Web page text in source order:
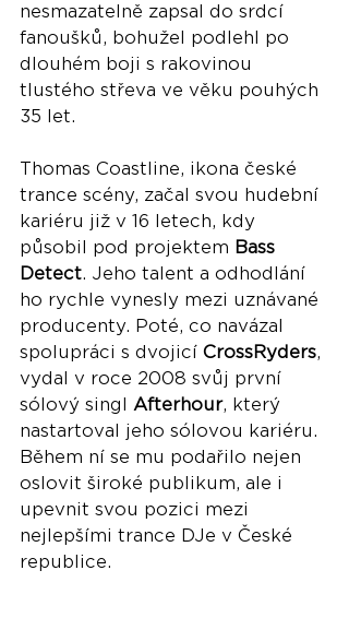
nesmazatelně zapsal do srdcí
fanoušků, bohužel podlehl po
dlouhém boji s rakovinou
tlustého střeva ve věku pouhých
35 let.
Thomas Coastline, ikona české
trance scény, začal svou hudební
kariéru již v 16 letech, kdy
působil pod projektem Bass
Detect. Jeho talent a odhodlání
ho rychle vynesly mezi uznávané
producenty. Poté, co navázal
spolupráci s dvojicí CrossRyders,
vydal v roce 2008 svůj první
sólový singl Afterhour, který
nastartoval jeho sólovou kariéru.
Během ní se mu podařilo nejen
oslovit široké publikum, ale i
upevnit svou pozici mezi
nejlepšími trance DJe v České
republice.